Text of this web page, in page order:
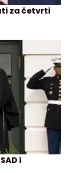
za četvrti
i